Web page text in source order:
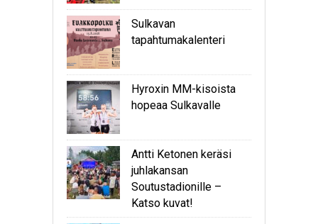
Sulkavan
tapahtumakalenteri
Hyroxin MM-kisoista
hopeaa Sulkavalle
Antti Ketonen keräsi
juhlakansan
Soutustadionille –
Katso kuvat!